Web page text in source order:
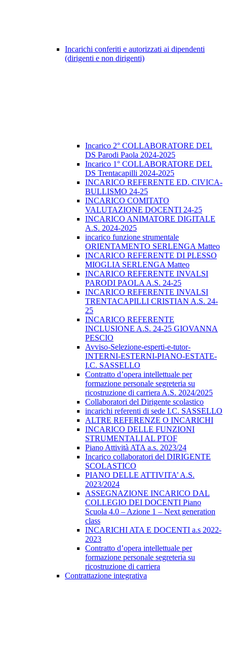
Incarichi conferiti e autorizzati ai dipendenti
(dirigenti e non dirigenti)
Incarico 2° COLLABORATORE DEL
DS Parodi Paola 2024-2025
Incarico 1° COLLABORATORE DEL
DS Trentacapilli 2024-2025
INCARICO REFERENTE ED. CIVICA-
BULLISMO 24-25
INCARICO COMITATO
VALUTAZIONE DOCENTI 24-25
INCARICO ANIMATORE DIGITALE
A.S. 2024-2025
incarico funzione strumentale
ORIENTAMENTO SERLENGA Matteo
INCARICO REFERENTE DI PLESSO
MIOGLIA SERLENGA Matteo
INCARICO REFERENTE INVALSI
PARODI PAOLA A.S. 24-25
INCARICO REFERENTE INVALSI
TRENTACAPILLI CRISTIAN A.S. 24-
25
INCARICO REFERENTE
INCLUSIONE A.S. 24-25 GIOVANNA
PESCIO
Avviso-Selezione-esperti-e-tutor-
INTERNI-ESTERNI-PIANO-ESTATE-
I.C. SASSELLO
Contratto d’opera intellettuale per
formazione personale segreteria su
ricostruzione di carriera A.S. 2024/2025
Collaboratori del Dirigente scolastico
incarichi referenti di sede I.C. SASSELLO
ALTRE REFERENZE O INCARICHI
INCARICO DELLE FUNZIONI
STRUMENTALI AL PTOF
Piano Attività ATA a.s. 2023/24
Incarico collaboratori del DIRIGENTE
SCOLASTICO
PIANO DELLE ATTIVITA’ A.S.
2023/2024
ASSEGNAZIONE INCARICO DAL
COLLEGIO DEI DOCENTI Piano
Scuola 4.0 – Azione 1 – Next generation
class
INCARICHI ATA E DOCENTI a.s 2022-
2023
Contratto d’opera intellettuale per
formazione personale segreteria su
ricostruzione di carriera
Contrattazione integrativa